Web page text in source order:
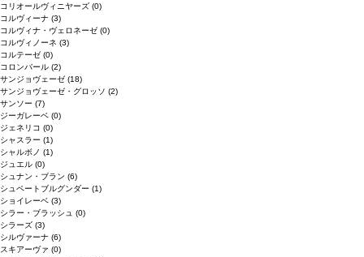
コリオールヴィニヤーズ (0)
コルヴィーナ (3)
コルヴィナ・ヴェロネーゼ (0)
コルヴィノーネ (3)
コルテーゼ (0)
コロンバール (2)
サンジョヴェーゼ (18)
サンジョヴェーゼ・グロッソ (2)
サンソー (7)
ジーガレーベ (0)
ジェネリコ (0)
シャスラー (1)
シャルボノ (1)
ジュエル (0)
シュナン・ブラン (6)
シュペートブルグンダー (1)
ショイレーベ (3)
シラー・ブラッシュ (0)
シラーズ (3)
シルヴァーナ (6)
スキアーヴァ (0)